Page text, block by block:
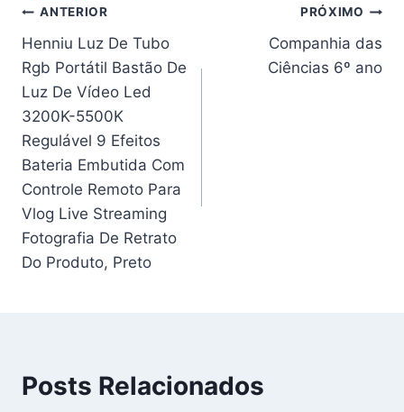
Navegação
de
Post
ANTERIOR
Henniu Luz De Tubo
Rgb Portátil Bastão De
Luz De Vídeo Led
3200K-5500K
Regulável 9 Efeitos
Bateria Embutida Com
Controle Remoto Para
Vlog Live Streaming
Fotografia De Retrato
Do Produto, Preto
PRÓXIMO
Companhia das
Ciências 6º ano
Posts Relacionados